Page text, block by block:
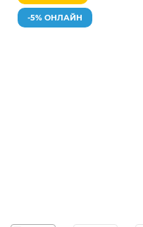
-5% ОНЛАЙН